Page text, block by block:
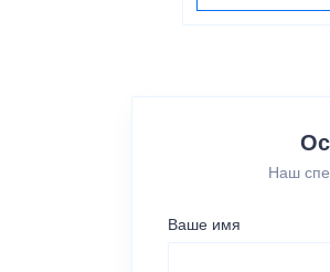
Наш
Ваше имя